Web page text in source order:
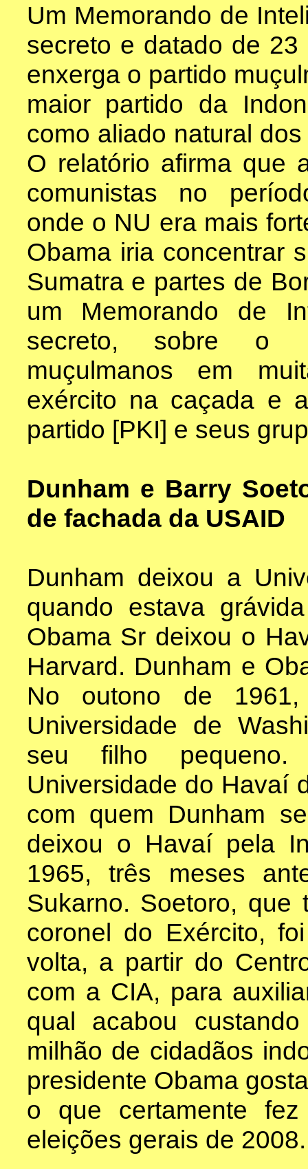
Um Memorando de
secreto e datado de
enxerga o partido
maior partido da
como aliado natural
O relatório afirma que
comunistas no
onde o NU era mais
Obama iria concentrar
Sumatra e partes de
um Memorando de
secreto, sobre o
muçulmanos em
exército na caçada e
partido [PKI] e seus
Dunham e Barry
de fachada da USAID
Dunham deixou a
quando estava
Obama Sr deixou o
Harvard. Dunham e
No outono de 1961,
Universidade de
seu filho pequeno.
Universidade do Havaí
com quem Dunham
deixou o Havaí pela
1965, três meses
Sukarno. Soetoro, que
coronel do Exército,
volta, a partir do
com a CIA, para
qual acabou
milhão de cidadãos
presidente Obama
o que certamente
eleições gerais de 2008.